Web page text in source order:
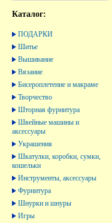
Каталог:
ПОДАРКИ
Шитье
Вышивание
Вязание
Бисероплетение и макраме
Творчество
Шторная фурнитура
Швейные машины и
аксессуары
Украшения
Шкатулки, коробки, сумки,
кошельки
Инструменты, аксессуары
Фурнитура
Шнурки и шнуры
Игры